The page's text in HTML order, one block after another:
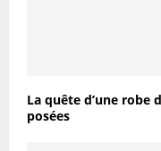
La quête d’une robe
posées